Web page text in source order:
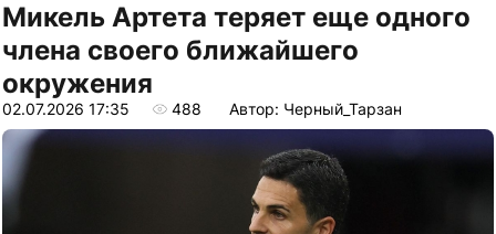
Микель Артета теряет еще одного
члена своего ближайшего
окружения
02.07.2026 17:35 488 Автор: Черный_Тарзан